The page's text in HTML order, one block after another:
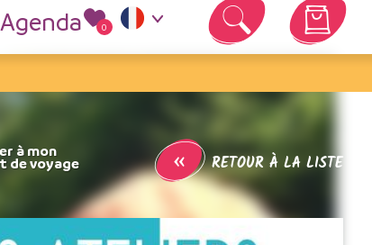
Agenda 0
Votre panier est vide
« RETOUR À LA LISTE